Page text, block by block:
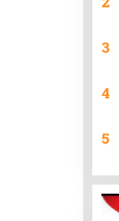
3
4
5